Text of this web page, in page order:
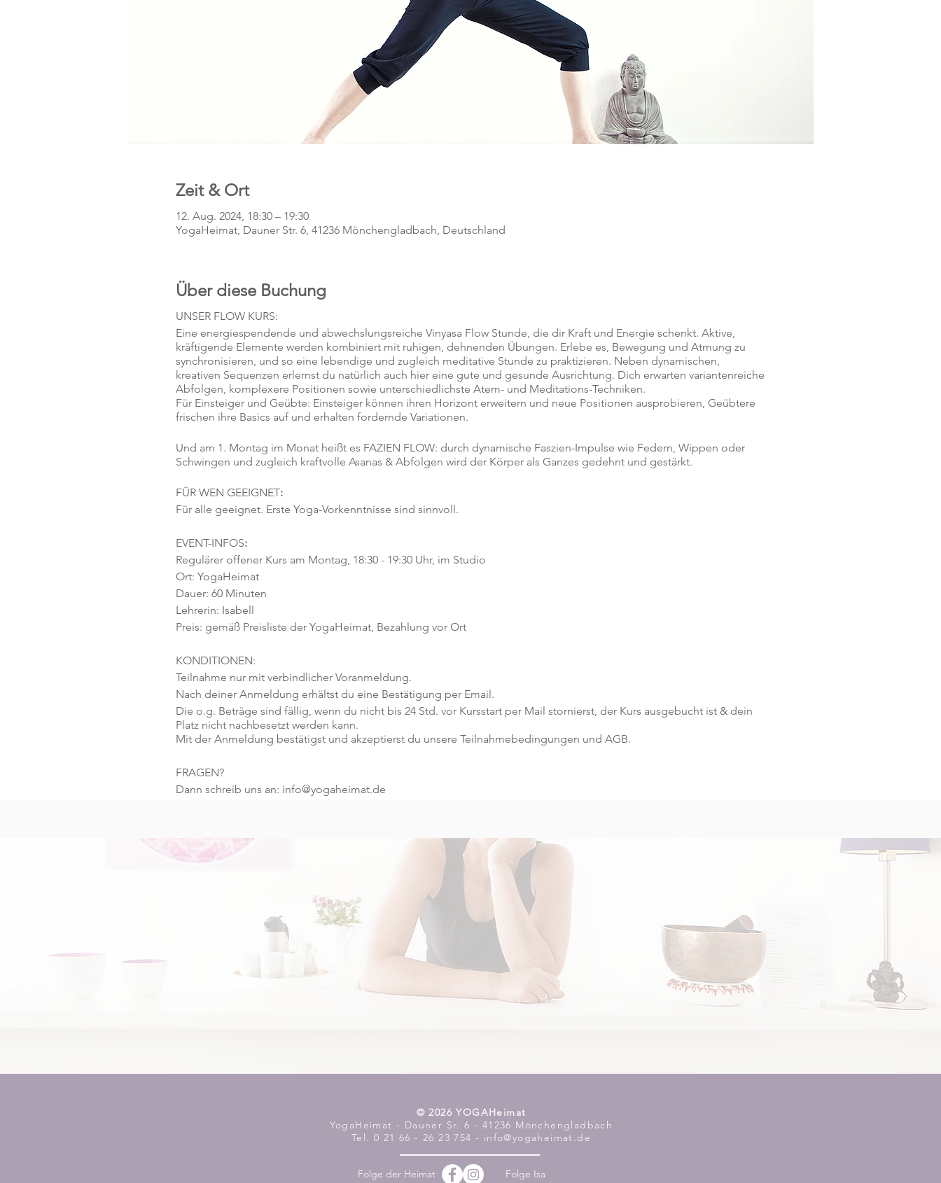
Zeit & Ort
12. Aug. 2024, 18:30 – 19:30
YogaHeimat, Dauner Str. 6, 41236 Mönchengladbach, Deutschland
Über diese Buchung
UNSER FLOW KURS:
Eine energiespendende und abwechslungsreiche Vinyasa Flow Stunde, die dir Kraft und Energie schenkt. Aktive,
kräftigende Elemente werden kombiniert mit ruhigen, dehnenden Übungen. Erlebe es, Bewegung und Atmung zu
synchronisieren, und so eine lebendige und zugleich meditative Stunde zu praktizieren. Neben dynamischen,
kreativen Sequenzen erlernst du natürlich auch hier eine gute und gesunde Ausrichtung. Dich erwarten variantenreiche
Abfolgen, komplexere Positionen sowie unterschiedlichste Atem- und Meditations-Techniken.
Für Einsteiger und Geübte: Einsteiger können ihren Horizont erweitern und neue Positionen ausprobieren, Geübtere
frischen ihre Basics auf und erhalten fordernde Variationen.
Und am 1. Montag im Monat heißt es FAZIEN FLOW: durch dynamische Faszien-Impulse wie Federn, Wippen oder
Schwingen und zugleich kraftvolle Asanas & Abfolgen wird der Körper als Ganzes gedehnt und gestärkt.
FÜR WEN GEEIGNET:
Für alle geeignet. Erste Yoga-Vorkenntnisse sind sinnvoll.
EVENT-INFOS:
Regulärer offener Kurs am Montag, 18:30 - 19:30 Uhr, im Studio
Ort: YogaHeimat
Dauer: 60 Minuten
Lehrerin: Isabell
Preis: gemäß Preisliste der YogaHeimat, Bezahlung vor Ort
KONDITIONEN:
Teilnahme nur mit verbindlicher Voranmeldung.
Nach deiner Anmeldung erhältst du eine Bestätigung per Email.
Die o.g. Beträge sind fällig, wenn du nicht bis 24 Std. vor Kursstart per Mail stornierst, der Kurs ausgebucht ist & dein
Platz nicht nachbesetzt werden kann.
Mit der Anmeldung bestätigst und akzeptierst du unsere Teilnahmebedingungen und AGB.
FRAGEN?
Dann schreib uns an: info@yogaheimat.de
​© 2026 YOGAHeimat
YogaHeimat - Dauner Sr. 6 - 41236 Mönchengladbach
Tel. 0 21 66 - 26 23 754 - info@yogaheimat.de
Folge der Heimat Folge Isa